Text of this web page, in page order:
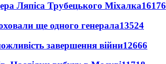
Ляпіса Трубецького Міхалка16176
ще одного генерала13524
завершення війни12666